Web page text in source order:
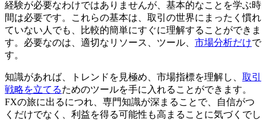
経験が必要なわけではありませんが、基本的なことを学ぶ時
間は必要です。これらの基本は、取引の世界にまったく慣れ
ていない人でも、比較的簡単にすぐに理解することができま
す。必要なのは、適切なリソース、ツール、 市場分析だけで
す。
知識があれば、トレンドを見極め、市場指標を理解し、 取引
戦略を立てるためのツールを手に入れることができます。
FXの旅に出るにつれ、専門知識が深まることで、自信がつ
くだけでなく、利益を得る可能性も高まることに気づくでし